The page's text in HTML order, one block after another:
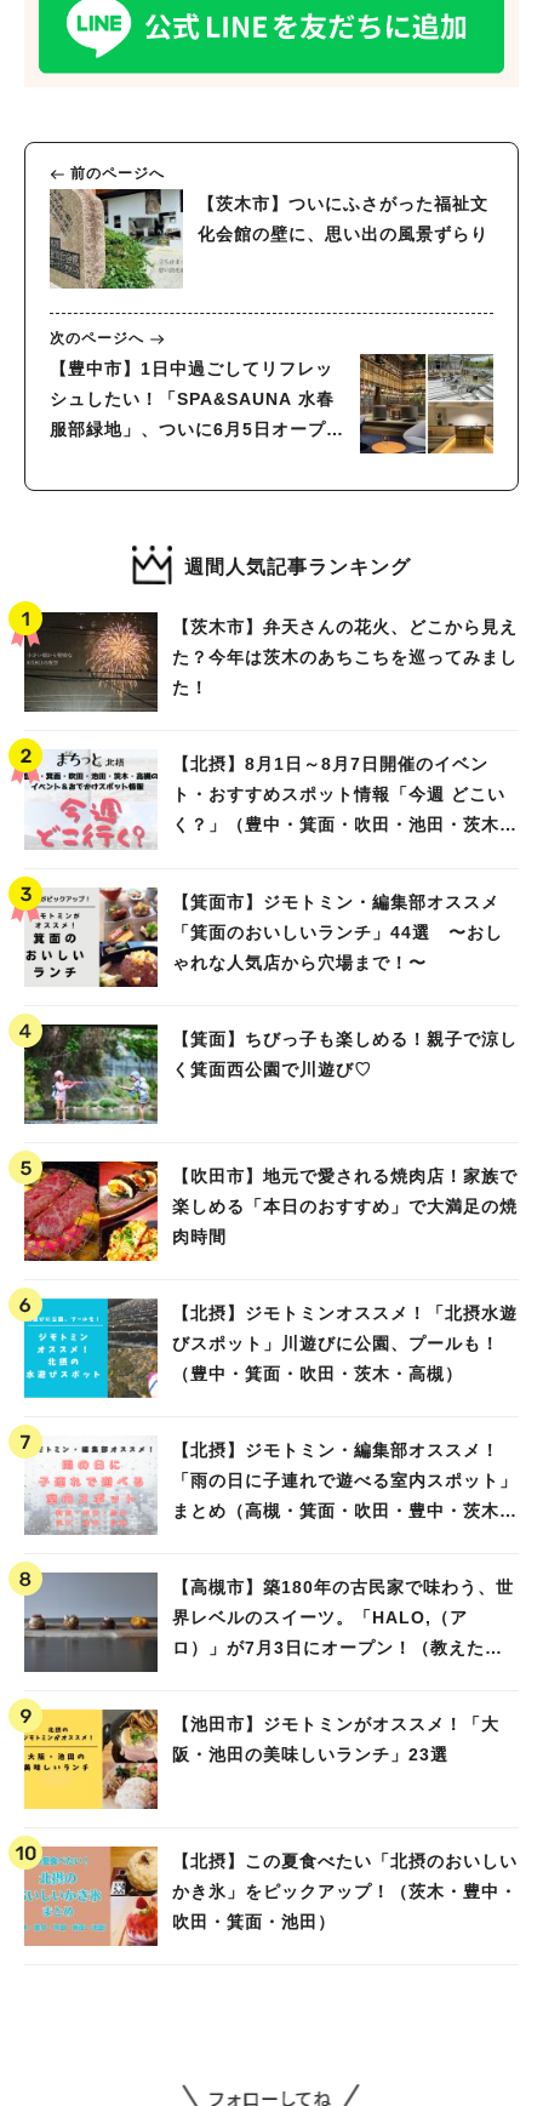
前のページへ
【茨木市】ついにふさがった福祉文
化会館の壁に、思い出の風景ずらり
次のページへ
【豊中市】1日中過ごしてリフレッ
シュしたい！「SPA&SAUNA 水春
服部緑地」、ついに6月5日オープ
週間人気記事ランキング
【茨木市】弁天さんの花火、どこから見え
た？今年は茨木のあちこちを巡ってみまし
た！
【北摂】8月1日～8月7日開催のイベン
ト・おすすめスポット情報「今週 どこい
く？」（豊中・箕面・吹田・池田・茨木・
【箕面市】ジモトミン・編集部オススメ
「箕面のおいしいランチ」44選 〜おし
ゃれな人気店から穴場まで！〜
【箕面】ちびっ子も楽しめる！親子で涼し
く箕面西公園で川遊び♡
【吹田市】地元で愛される焼肉店！家族で
楽しめる「本日のおすすめ」で大満足の焼
肉時間
【北摂】ジモトミンオススメ！「北摂水遊
びスポット」川遊びに公園、プールも！
（豊中・箕面・吹田・茨木・高槻）
【北摂】ジモトミン・編集部オススメ！
「雨の日に子連れで遊べる室内スポット」
まとめ（高槻・箕面・吹田・豊中・茨木・
【高槻市】築180年の古民家で味わう、世
界レベルのスイーツ。「HALO,（ア
ロ）」が7月3日にオープン！（教えたい/
【池田市】ジモトミンがオススメ！「大
阪・池田の美味しいランチ」23選
【北摂】この夏食べたい「北摂のおいしい
かき氷」をピックアップ！（茨木・豊中・
吹田・箕面・池田）
#今週どこいく？
#教えたい／教えて投稿記事
#大阪学院大 商品開発プロジェクト